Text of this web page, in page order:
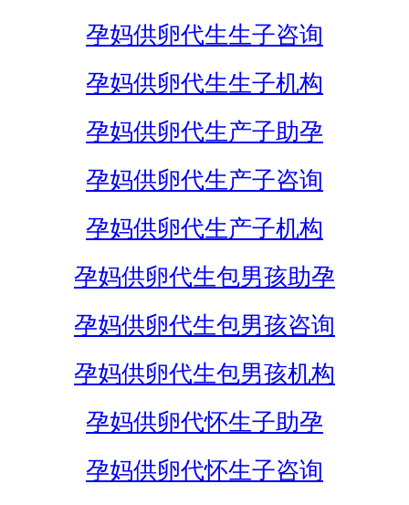
孕妈供卵代生生子咨询
孕妈供卵代生生子机构
孕妈供卵代生产子助孕
孕妈供卵代生产子咨询
孕妈供卵代生产子机构
孕妈供卵代生包男孩助孕
孕妈供卵代生包男孩咨询
孕妈供卵代生包男孩机构
孕妈供卵代怀生子助孕
孕妈供卵代怀生子咨询